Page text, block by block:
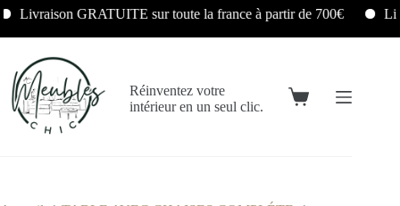
Livraison GRATUITE sur toute la france à partir de 700€
Réinventez votre
intérieur en un seul clic.